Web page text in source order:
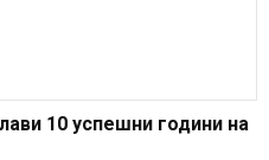
10 успешни години на